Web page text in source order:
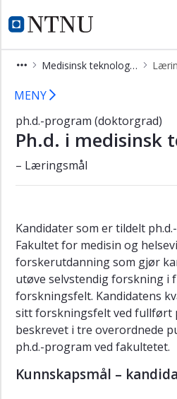
NTNU Hjemmeside
Medisinsk teknologi
Medisinsk teknologi (PHMEDT)
Læringsmål -
×
Ph.d.
teknologi
(phmedt)
Om
ph.d.-
programmet
Søk
Studiets
oppbygging
Opplæringsdel
Emner
Midtveisevaluering
Avslutning
Læringsmål
Kontakt
MENY
ph.d.-program (doktorgrad)
Ph.d. i medisinsk
– Læringsmål
Kandidater som er tildelt
Fakultet for medisin og
forskerutdanning som gjør
utøve selvstendig forskning
forskningsfelt. Kandidatens
sitt forskningsfelt ved fullført
beskrevet i tre overordnede
ph.d.-program ved fakultetet.
Kunnskapsmål –